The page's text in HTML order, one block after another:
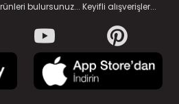
bulursunuz... Keyifli alışverişler...